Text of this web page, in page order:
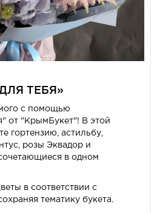
ТЕБЯ»
с помощью
от "КрымБукет"! В этой
гортензию, астильбу,
розы Эквадор и
в одном
в соответствии с
тематику букета.